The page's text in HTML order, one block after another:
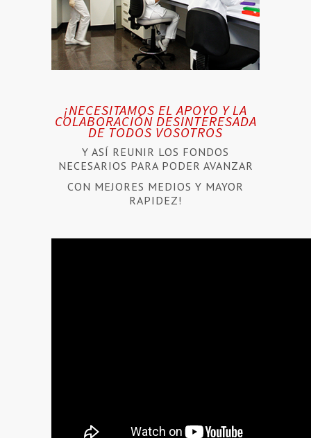
¡NECESITAMOS EL APOYO Y LA
COLABORACIÓN DESINTERESADA
DE TODOS VOSOTROS
Y ASÍ REUNIR LOS FONDOS
NECESARIOS PARA PODER AVANZAR
CON MEJORES MEDIOS Y MAYOR
RAPIDEZ!